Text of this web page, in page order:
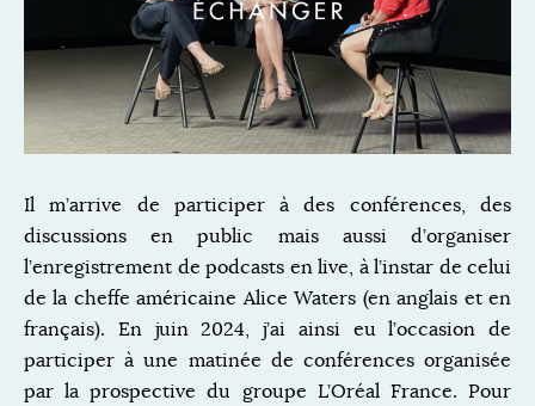
Il m’arrive de participer à des conférences, des
discussions en public mais aussi d’organiser
l’enregistrement de podcasts en live, à l’instar de celui
de la cheffe américaine Alice Waters (en anglais et en
français). En juin 2024, j’ai ainsi eu l’occasion de
participer à une matinée de conférences organisée
par la prospective du groupe L’Oréal France. Pour